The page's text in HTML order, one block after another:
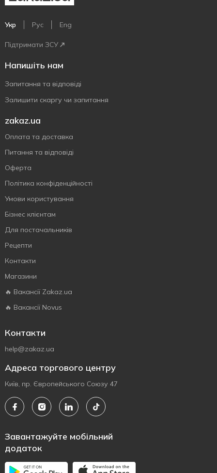
Укр Рус Eng
Підтримати ЗСУ
Напишіть нам
Запитання та відповіді
Залишити скаргу чи запитання
zakaz.ua
Оплата та доставка
Питання та відповіді
Оферта
Політика конфіденційності
Умови користування
Бізнес клієнтам
Для постачальників
Рецепти
Контакти
Магазини
🔥 Вакансії Zakaz.ua
🔥 Вакансії Novus
Контакти
help@zakaz.ua
Адреса торгового центру
Київ, пр. Європейського Союзу 47
Завантажуйте мобільний
додаток